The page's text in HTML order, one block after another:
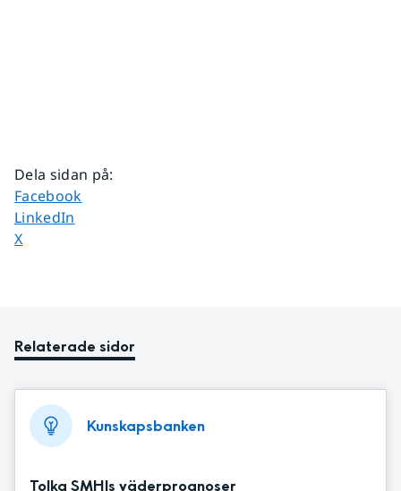
Dela sidan på:
Dela sidan på
Facebook
Dela sidan på
LinkedIn
Dela sidan på
X
Relaterade sidor
Kunskapsbanken
Tolka SMHIs väderprognoser